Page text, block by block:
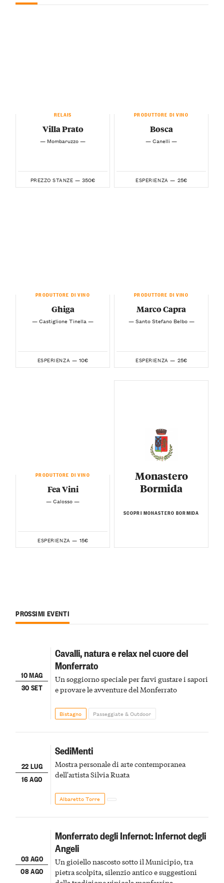
RELAIS
Villa Prato
— Mombaruzzo —
PREZZO STANZE — 350€
PRODUTTORE DI VINO
Bosca
— Canelli —
ESPERIENZA — 25€
PRODUTTORE DI VINO
Ghiga
— Castiglione Tinella —
ESPERIENZA — 10€
PRODUTTORE DI VINO
Marco Capra
— Santo Stefano Belbo —
ESPERIENZA — 25€
PRODUTTORE DI VINO
Fea Vini
— Calosso —
ESPERIENZA — 15€
Monastero
Bormida
SCOPRI MONASTERO BORMIDA
PROSSIMI EVENTI
10 MAG
30 SET
Cavalli, natura e relax nel cuore del
Monferrato
Un soggiorno speciale per farvi gustare i sapori
e provare le avventure del Monferrato
Bistagno Passeggiate & Outdoor
22 LUG
16 AGO
SediMenti
Mostra personale di arte contemporanea
dell'artista Silvia Ruata
Albaretto Torre
03 AGO
08 AGO
Monferrato degli Infernot: Infernot degli
Angeli
Un gioiello nascosto sotto il Municipio, tra
pietra scolpita, silenzio antico e suggestioni